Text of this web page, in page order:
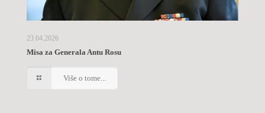
23.04.2026
Misa za Generala Antu Rosu
Više o tome...